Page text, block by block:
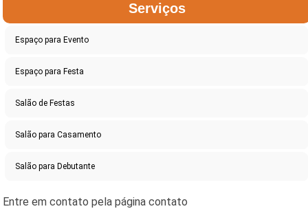
Serviços
Espaço para Evento
Espaço para Festa
Salão de Festas
Salão para Casamento
Salão para Debutante